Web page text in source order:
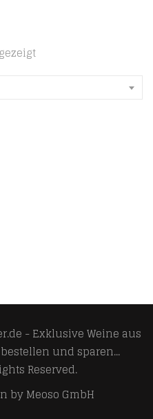
- Exklusive Weine aus
und sparen...
Reserved.
byMeoso GmbH